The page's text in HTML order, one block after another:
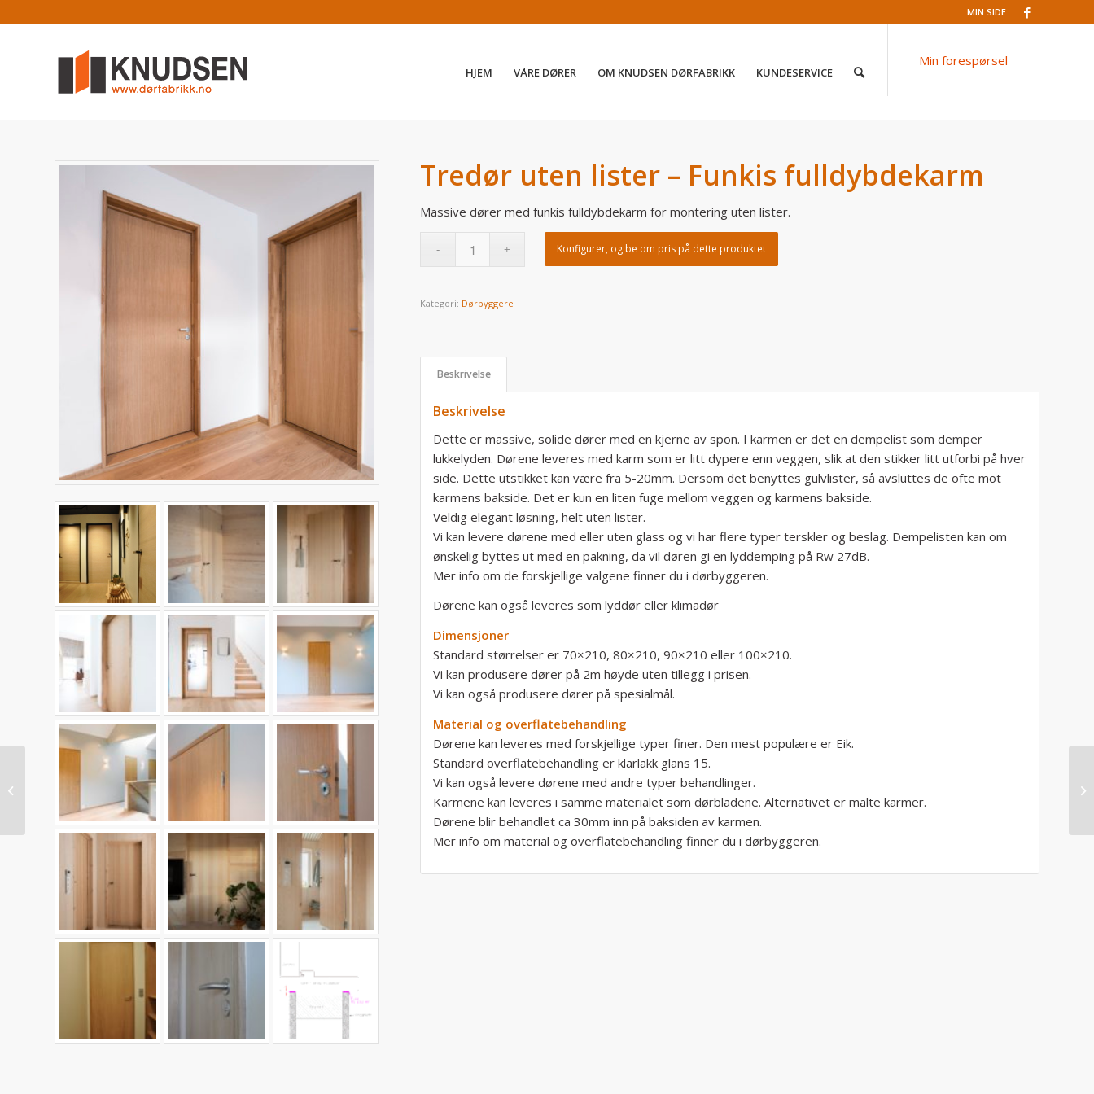
Facebook
MIN SIDE
HJEM VÅRE DØRER OM KNUDSEN DØRFABRIKK KUNDESERVICE
Min forespørsel
Tredør uten lister – Funkis fulldybdekarm
Massive dører med funkis fulldybdekarm for montering uten lister.
Konfigurer, og be om pris på dette produktet
Kategori: Dørbyggere
Beskrivelse
Beskrivelse
Dette er massive, solide dører med en kjerne av spon. I karmen er det en dempelist som demper
lukkelyden. Dørene leveres med karm som er litt dypere enn veggen, slik at den stikker litt utforbi på hver
side. Dette utstikket kan være fra 5-20mm. Dersom det benyttes gulvlister, så avsluttes de ofte mot
karmens bakside. Det er kun en liten fuge mellom veggen og karmens bakside.
Veldig elegant løsning, helt uten lister.
Vi kan levere dørene med eller uten glass og vi har flere typer terskler og beslag. Dempelisten kan om
ønskelig byttes ut med en pakning, da vil døren gi en lyddemping på Rw 27dB.
Mer info om de forskjellige valgene finner du i dørbyggeren.
Dørene kan også leveres som lyddør eller klimadør
Dimensjoner
Standard størrelser er 70×210, 80×210, 90×210 eller 100×210.
Vi kan produsere dører på 2m høyde uten tillegg i prisen.
Vi kan også produsere dører på spesialmål.
Material og overflatebehandling
Dørene kan leveres med forskjellige typer finer. Den mest populære er Eik.
Standard overflatebehandling er klarlakk glans 15.
Vi kan også levere dørene med andre typer behandlinger.
Karmene kan leveres i samme materialet som dørbladene. Alternativet er malte karmer.
Dørene blir behandlet ca 30mm inn på baksiden av karmen.
Mer info om material og overflatebehandling finner du i dørbyggeren.
Tredør med lister